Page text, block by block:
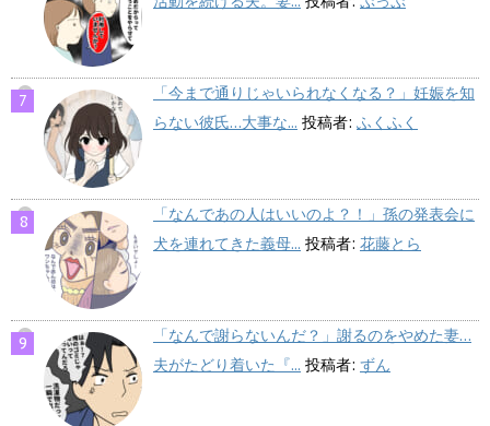
「今まで通りじゃいられなくなる？」妊娠を知
らない彼氏…大事な... 投稿者: ふくふく
「なんであの人はいいのよ？！」孫の発表会に
犬を連れてきた義母... 投稿者: 花藤とら
「なんで謝らないんだ？」謝るのをやめた妻…
夫がたどり着いた『... 投稿者: ずん